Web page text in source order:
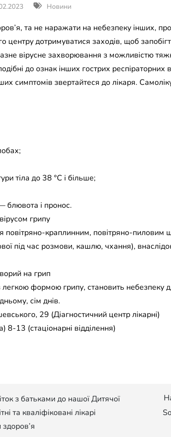
Новини
та не наражати на небезпеку інших,
центру дотримуватися заходів, щоб
вірусне захворювання з можливістю
до ознак інших гострих респіраторних
симптомів звертайтеся до лікаря.
тіла до 38 °С і більше;
блювота і пронос.
грипу
повітряно-краплинним, повітряно-пиловим
під час розмови, кашлю, чхання),
на грип
легкою формою грипу, становить небезпеку
сім днів.
29 (Діагностичний центр лікарні)
13 (стаціонарні відділення)
з батьками до нашої Дитячої
та кваліфіковані лікарі